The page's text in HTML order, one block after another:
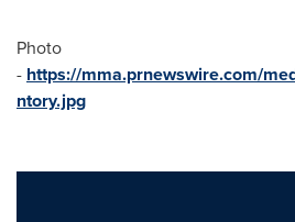
Photo
- https://mma.prnewswire.com/
ntory.jpg